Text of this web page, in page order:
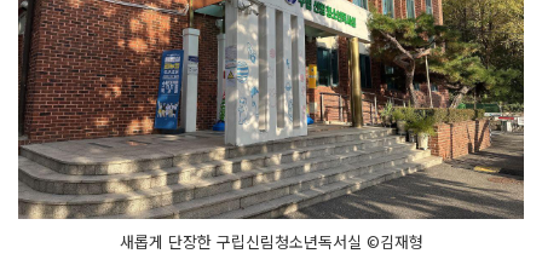
새롭게 단장한 구립신림청소년독서실 ©김재형